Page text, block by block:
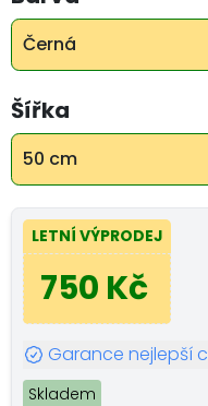
Černá
Šířka
50 cm
LETNÍ VÝPRODEJ
750 Kč
Garance nejlepší
Skladem